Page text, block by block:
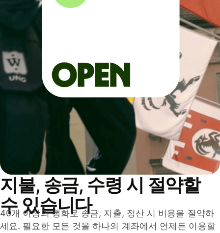
지불, 송금, 수령 시 절약할
수 있습니다
40개 이상의 통화로 송금, 지출, 정산 시 비용을 절약하
세요. 필요한 모든 것을 하나의 계좌에서 언제든 이용할